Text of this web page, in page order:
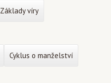
Základy víry
Cyklus o manželství